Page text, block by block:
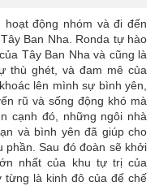
động nhóm và đi đến
Ban Nha. Ronda tự hào
Tây Ban Nha và cũng là
thù ghét, và đam mê của
lên mình sự bình yên,
rũ và sống động khó mà
cạnh đó, những ngôi nhà
và bình yên đã giúp cho
phần. Sau đó đoàn sẽ khởi
nhất của khu tự trị của
từng là kinh đô của đế chế